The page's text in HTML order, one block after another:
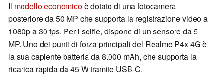
Il modello economicoè dotato di una fotocamera
posteriore da 50 MP che supporta la registrazione video a
1080p a 30 fps. Per i selfie, dispone di un sensore da 5
MP. Uno dei punti di forza principali del Realme P4x 4G è
la sua capiente batteria da 8.000 mAh, che supporta la
ricarica rapida da 45 W tramite USB-C.